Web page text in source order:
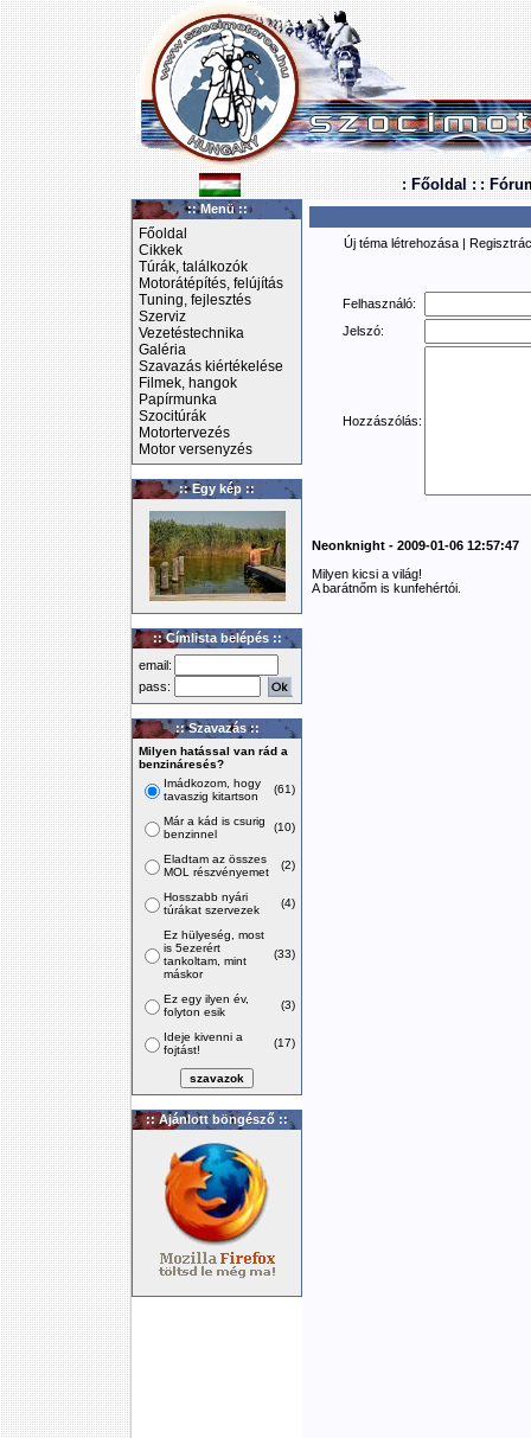
: Főoldal : :
:: Menü ::
Főoldal
Cikkek
Túrák, találkozók
Motorátépítés, felújítás
Tuning, fejlesztés
Szerviz
Vezetéstechnika
Galéria
Szavazás kiértékelése
Filmek, hangok
Papírmunka
Szocitúrák
Motortervezés
Motor versenyzés
:: Egy kép ::
:: Címlista belépés ::
email:
pass:
:: Szavazás ::
Milyen hatással van rád a
benzináresés?
Imádkozom, hogy
tavaszig kitartson
(61)
Már a kád is csurig
benzinnel
(10)
Eladtam az összes
MOL részvényemet
(2)
Hosszabb nyári
túrákat szervezek
(4)
Ez hülyeség, most
is 5ezerért
tankoltam, mint
máskor
(33)
Ez egy ilyen év,
folyton esik
(3)
Ideje kivenni a
fojtást!
(17)
:: Ajánlott böngésző ::
Új téma létrehozása |
Felhasználó:
Jelszó:
Hozzászólás:
Neonknight - 2009-01-06 12:57:47
Milyen kicsi a világ!
A barátnőm is kunfehértói.